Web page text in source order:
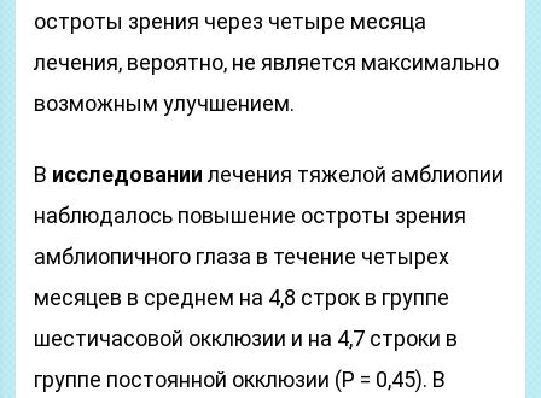
остроты зрения через четыре месяца
лечения, вероятно, не является максимально
возможным улучшением.
В исследовании лечения тяжелой амблиопии
наблюдалось повышение остроты зрения
амблиопичного глаза в течение четырех
месяцев в среднем на 4,8 строк в группе
шестичасовой окклюзии и на 4,7 строки в
группе постоянной окклюзии (Р = 0,45). В